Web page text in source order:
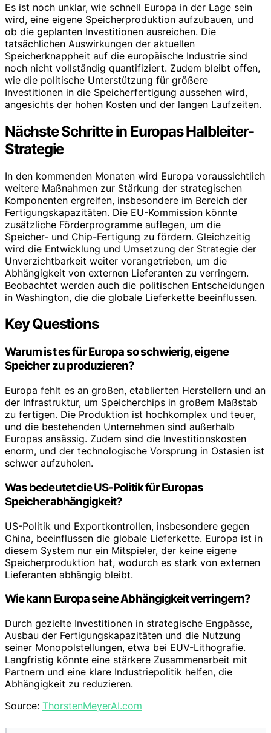
Es ist noch unklar, wie schnell Europa in der Lage sein
wird, eine eigene Speicherproduktion aufzubauen, und
ob die geplanten Investitionen ausreichen. Die
tatsächlichen Auswirkungen der aktuellen
Speicherknappheit auf die europäische Industrie sind
noch nicht vollständig quantifiziert. Zudem bleibt offen,
wie die politische Unterstützung für größere
Investitionen in die Speicherfertigung aussehen wird,
angesichts der hohen Kosten und der langen Laufzeiten.
Nächste Schritte in Europas Halbleiter-
Strategie
In den kommenden Monaten wird Europa voraussichtlich
weitere Maßnahmen zur Stärkung der strategischen
Komponenten ergreifen, insbesondere im Bereich der
Fertigungskapazitäten. Die EU-Kommission könnte
zusätzliche Förderprogramme auflegen, um die
Speicher- und Chip-Fertigung zu fördern. Gleichzeitig
wird die Entwicklung und Umsetzung der Strategie der
Unverzichtbarkeit weiter vorangetrieben, um die
Abhängigkeit von externen Lieferanten zu verringern.
Beobachtet werden auch die politischen Entscheidungen
in Washington, die die globale Lieferkette beeinflussen.
Key Questions
Warum ist es für Europa so schwierig, eigene
Speicher zu produzieren?
Europa fehlt es an großen, etablierten Herstellern und an
der Infrastruktur, um Speicherchips in großem Maßstab
zu fertigen. Die Produktion ist hochkomplex und teuer,
und die bestehenden Unternehmen sind außerhalb
Europas ansässig. Zudem sind die Investitionskosten
enorm, und der technologische Vorsprung in Ostasien ist
schwer aufzuholen.
Was bedeutet die US-Politik für Europas
Speicherabhängigkeit?
US-Politik und Exportkontrollen, insbesondere gegen
China, beeinflussen die globale Lieferkette. Europa ist in
diesem System nur ein Mitspieler, der keine eigene
Speicherproduktion hat, wodurch es stark von externen
Lieferanten abhängig bleibt.
Wie kann Europa seine Abhängigkeit verringern?
Durch gezielte Investitionen in strategische Engpässe,
Ausbau der Fertigungskapazitäten und die Nutzung
seiner Monopolstellungen, etwa bei EUV-Lithografie.
Langfristig könnte eine stärkere Zusammenarbeit mit
Partnern und eine klare Industriepolitik helfen, die
Abhängigkeit zu reduzieren.
Source: ThorstenMeyerAI.com